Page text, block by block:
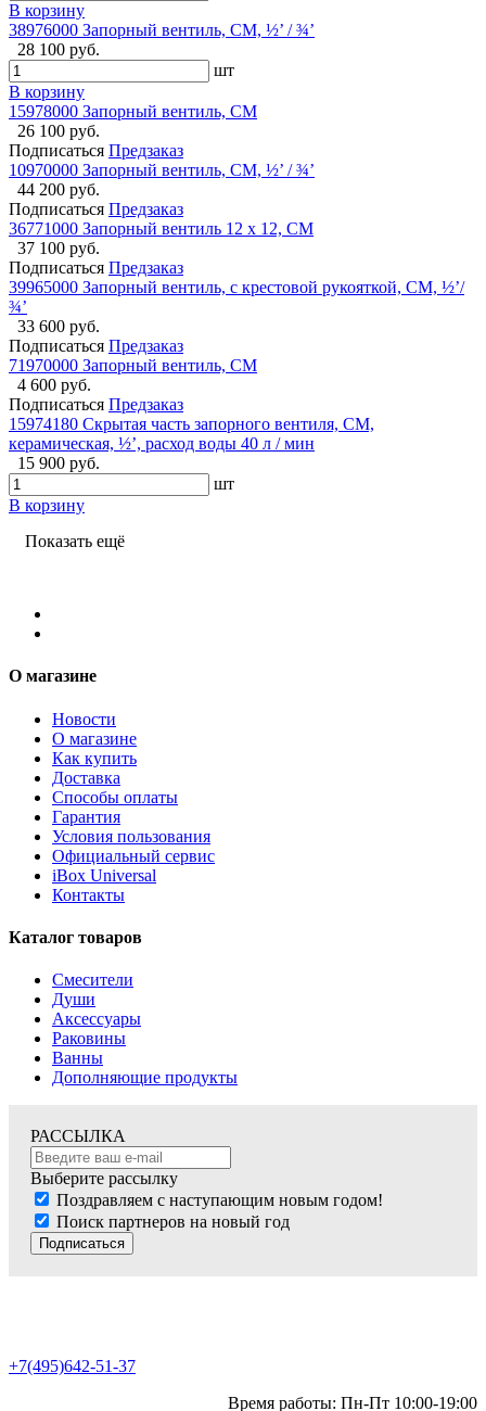
В корзину
38976000 Запорный вентиль, СМ, ½’ / ¾’
28 100 руб.
шт
В корзину
15978000 Запорный вентиль, СМ
26 100 руб.
Подписаться Предзаказ
10970000 Запорный вентиль, СМ, ½’ / ¾’
44 200 руб.
Подписаться Предзаказ
36771000 Запорный вентиль 12 x 12, СМ
37 100 руб.
Подписаться Предзаказ
39965000 Запорный вентиль, с крестовой рукояткой, СМ, ½’/
¾’
33 600 руб.
Подписаться Предзаказ
71970000 Запорный вентиль, СМ
4 600 руб.
Подписаться Предзаказ
15974180 Скрытая часть запорного вентиля, СМ,
керамическая, ½’, расход воды 40 л / мин
15 900 руб.
шт
В корзину
Показать ещё
О магазине
Новости
О магазине
Как купить
Доставка
Способы оплаты
Гарантия
Условия пользования
Официальный сервис
iBox Universal
Контакты
Каталог товаров
Смесители
Души
Аксессуары
Раковины
Ванны
Дополняющие продукты
РАССЫЛКА
Выберите рассылку
Поздравляем с наступающим новым годом!
Поиск партнеров на новый год
Подписаться
+7(495)642-51-37
Время работы: Пн-Пт 10:00-19:00